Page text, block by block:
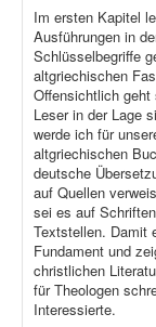
Im ersten Kapitel
Ausführungen in
Schlüsselbegriffe
altgriechischen
Offensichtlich
Leser in der Lage
werde ich für
altgriechischen
deutsche
auf Quellen
sei es auf
Textstellen. Damit
Fundament und
christlichen
für Theologen
Interessierte.